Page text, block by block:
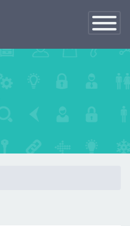
Toggle